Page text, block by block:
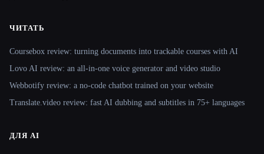
ЧИТАТЬ
Coursebox review: turning documents into trackable courses with AI
Lovo AI review: an all-in-one voice generator and video studio
Webbotify review: a no-code chatbot trained on your website
Translate.video review: fast AI dubbing and subtitles in 75+ languages
ДЛЯ AI